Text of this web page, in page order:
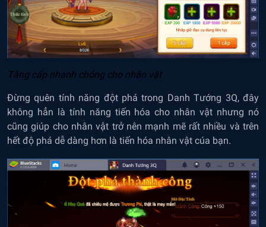
Tăng cấp nhanh chóng cho nhân vật
Đừng quên tính năng đột phá trong Danh Tướng 3Q, đây
không hẳn là tính năng tiến hóa cho nhân vật nhưng nó
cũng giúp cho nhân vật trở nên mạnh mẽ rất nhiều và trên
hết độ phá dễ dàng hơn là tiến hóa nhân vật cúa bạn.